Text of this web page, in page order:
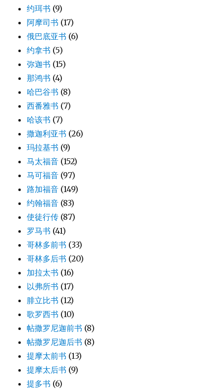
约珥书 (9)
阿摩司书 (17)
俄巴底亚书 (6)
约拿书 (5)
弥迦书 (15)
那鸿书 (4)
哈巴谷书 (8)
西番雅书 (7)
哈该书 (7)
撒迦利亚书 (26)
玛拉基书 (9)
马太福音 (152)
马可福音 (97)
路加福音 (149)
约翰福音 (83)
使徒行传 (87)
罗马书 (41)
哥林多前书 (33)
哥林多后书 (20)
加拉太书 (16)
以弗所书 (17)
腓立比书 (12)
歌罗西书 (10)
帖撒罗尼迦前书 (8)
帖撒罗尼迦后书 (8)
提摩太前书 (13)
提摩太后书 (9)
提多书 (6)